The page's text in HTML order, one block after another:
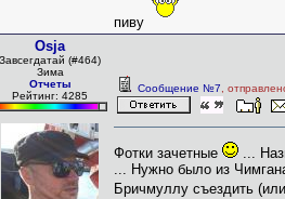
пиву
Osja
Завсегдатай (#464)
Зима
Отчеты
Рейтинг: 4285
Сообщение №7 ,
Фотки зачетные
...
... Нужно было из
Бричмуллу съездить